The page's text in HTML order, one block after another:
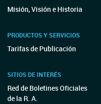
Misión, Visión e Historia
PRODUCTOS Y SERVICIOS
Tarifas de Publicación
SITIOS DE INTERÉS
Red de Boletines Oficiales
de la R. A.